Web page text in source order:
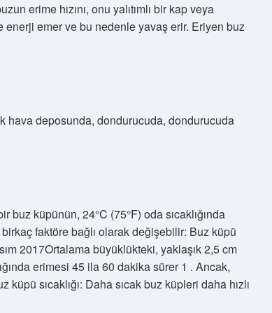
erime hızını, onu yalıtımlı bir kap veya
enerji emer ve bu nedenle yavaş erir. Eriyen buz
hava deposunda, dondurucuda, dondurucuda
küpünün, 24°C (75°F) oda sıcaklığında
faktöre bağlı olarak değişebilir: Buz küpü
2017Ortalama büyüklükteki, yaklaşık 2,5 cm
erimesi 45 ila 60 dakika sürer 1 . Ancak,
sıcaklığı: Daha sıcak buz küpleri daha hızlı